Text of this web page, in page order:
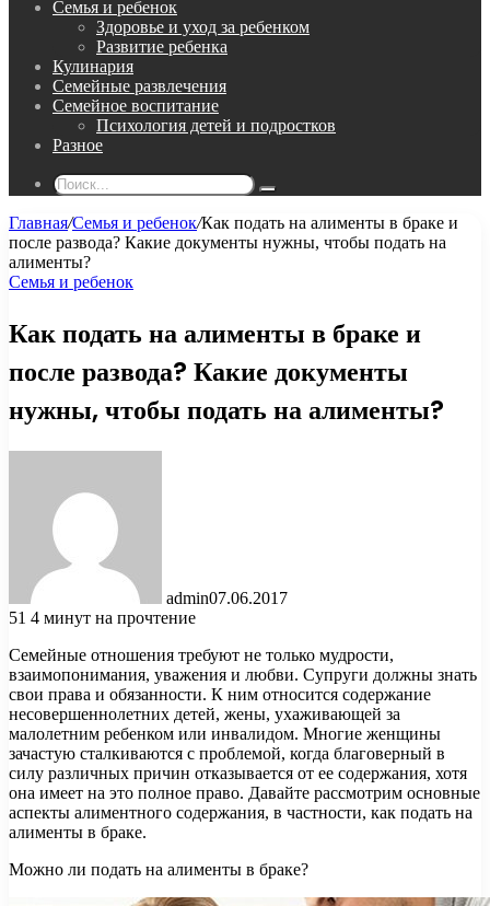
Семья и ребенок
Здоровье и уход за ребенком
Развитие ребенка
Кулинария
Семейные развлечения
Семейное воспитание
Психология детей и подростков
Разное
Поиск...
Главная/Семья и ребенок/Как подать на алименты в браке и
после развода? Какие документы нужны, чтобы подать на
алименты?
Семья и ребенок
Как подать на алименты в браке и
после развода? Какие документы
нужны, чтобы подать на алименты?
admin07.06.2017
51 4 минут на прочтение
Семейные отношения требуют не только мудрости,
взаимопонимания, уважения и любви. Супруги должны знать
свои права и обязанности. К ним относится содержание
несовершеннолетних детей, жены, ухаживающей за
малолетним ребенком или инвалидом. Многие женщины
зачастую сталкиваются с проблемой, когда благоверный в
силу различных причин отказывается от ее содержания, хотя
она имеет на это полное право. Давайте рассмотрим основные
аспекты алиментного содержания, в частности, как подать на
алименты в браке.
Можно ли подать на алименты в браке?